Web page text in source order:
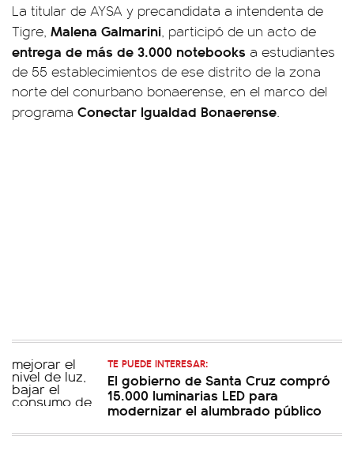
La titular de AYSA y precandidata a intendenta de
Tigre, Malena Galmarini, participó de un acto de
entrega de más de 3.000 notebooks a estudiantes
de 55 establecimientos de ese distrito de la zona
norte del conurbano bonaerense, en el marco del
programa Conectar Igualdad Bonaerense.
TE PUEDE INTERESAR:
El gobierno de Santa Cruz compró
15.000 luminarias LED para
modernizar el alumbrado público